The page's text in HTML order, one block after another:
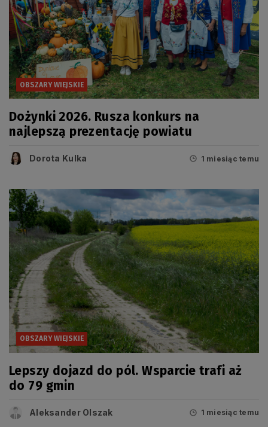
OBSZARY WIEJSKIE
Dożynki 2026. Rusza konkurs na
najlepszą prezentację powiatu
Dorota Kulka 1 miesiąc temu
OBSZARY WIEJSKIE
Lepszy dojazd do pól. Wsparcie trafi aż
do 79 gmin
Aleksander Olszak 1 miesiąc temu